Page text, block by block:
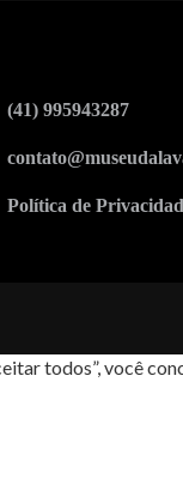
(41) 995943287
Política de
todos”, você